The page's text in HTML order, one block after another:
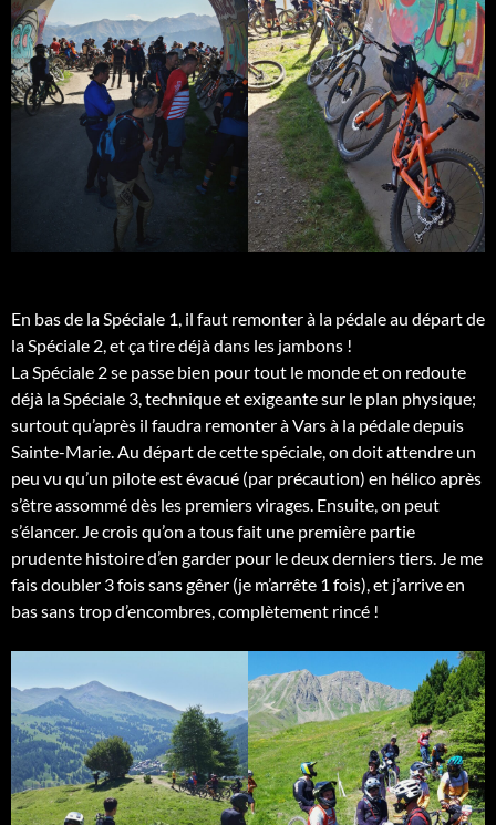
En bas de la Spéciale 1, il faut remonter à la pédale au départ de
la Spéciale 2, et ça tire déjà dans les jambons !
La Spéciale 2 se passe bien pour tout le monde et on redoute
déjà la Spéciale 3, technique et exigeante sur le plan physique;
surtout qu’après il faudra remonter à Vars à la pédale depuis
Sainte-Marie. Au départ de cette spéciale, on doit attendre un
peu vu qu’un pilote est évacué (par précaution) en hélico après
s’être assommé dès les premiers virages. Ensuite, on peut
s’élancer. Je crois qu’on a tous fait une première partie
prudente histoire d’en garder pour le deux derniers tiers. Je me
fais doubler 3 fois sans gêner (je m’arrête 1 fois), et j’arrive en
bas sans trop d’encombres, complètement rincé !